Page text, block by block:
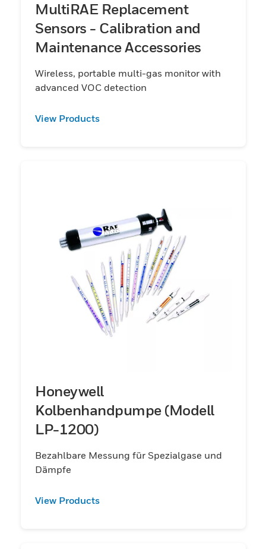
MultiRAE Replacement
Sensors - Calibration and
Maintenance Accessories
Wireless, portable multi-gas monitor with
advanced VOC detection
View Products
Honeywell
Kolbenhandpumpe (Modell
LP-1200)
Bezahlbare Messung für Spezialgase und
Dämpfe
View Products